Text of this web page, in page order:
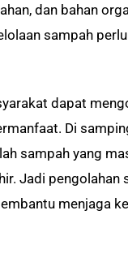
dan bahan
sampah
dapat
Di
sampah yang
Jadi pengolahan
menjaga